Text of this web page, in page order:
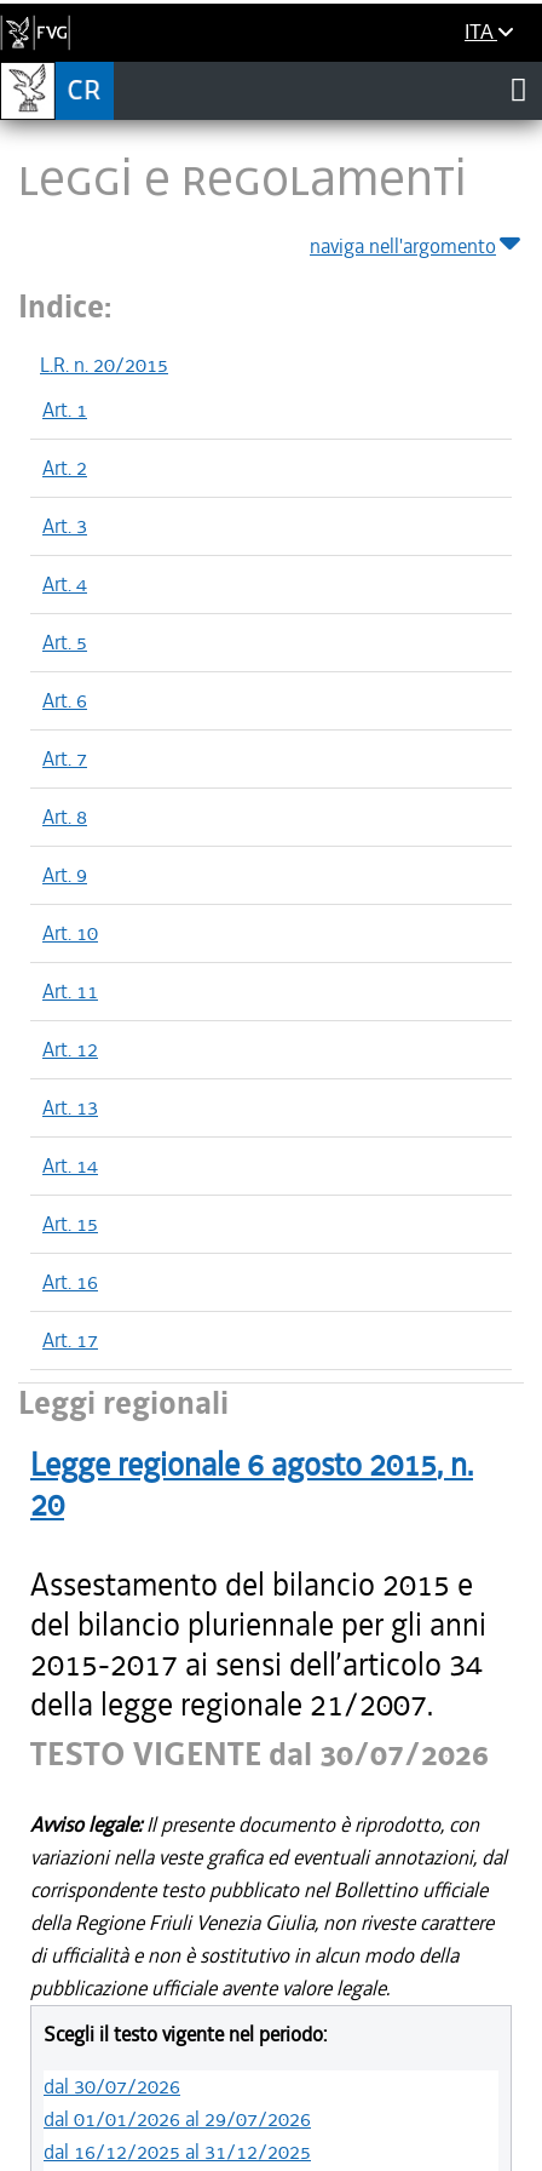
ITA
LEGGI E REGOLAMENTI
naviga nell'argomento
Indice:
L.R. n. 20/2015
Art. 1
Art. 2
Art. 3
Art. 4
Art. 5
Art. 6
Art. 7
Art. 8
Art. 9
Art. 10
Art. 11
Art. 12
Art. 13
Art. 14
Art. 15
Art. 16
Art. 17
Leggi regionali
Legge regionale 6 agosto 2015, n.
20
Assestamento del bilancio 2015 e
del bilancio pluriennale per gli anni
2015-2017 ai sensi dell’articolo 34
della legge regionale 21/2007.
TESTO VIGENTE dal 30/07/2026
Avviso legale:Il presente documento è riprodotto, con
variazioni nella veste grafica ed eventuali annotazioni, dal
corrispondente testo pubblicato nel Bollettino ufficiale
della Regione Friuli Venezia Giulia, non riveste carattere
di ufficialità e non è sostitutivo in alcun modo della
pubblicazione ufficiale avente valore legale.
Scegli il testo vigente nel periodo:
dal 30/07/2026
dal 01/01/2026 al 29/07/2026
dal 16/12/2025 al 31/12/2025